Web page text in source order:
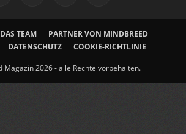
DAS TEAM
PARTNER VON MINDBREED
DATENSCHUTZ COOKIE-RICHTLINIE
2026 - alle Rechte vorbehalten.